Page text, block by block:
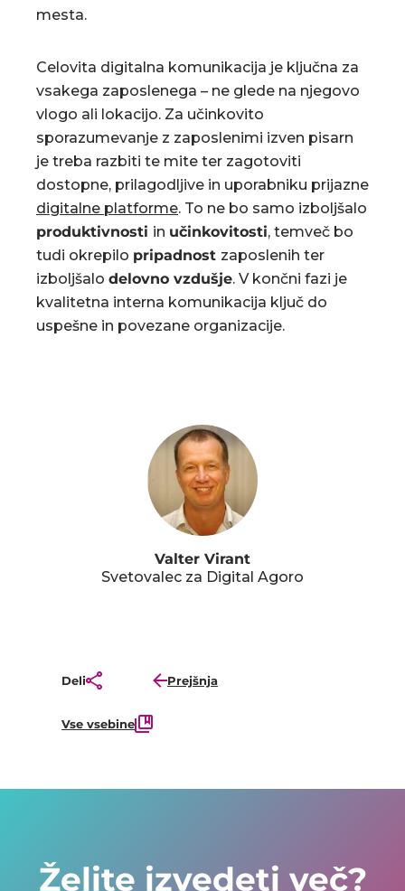
mesta.
Celovita digitalna komunikacija je ključna za
vsakega zaposlenega – ne glede na njegovo
vlogo ali lokacijo. Za učinkovito
sporazumevanje z zaposlenimi izven pisarn
je treba razbiti te mite ter zagotoviti
dostopne, prilagodljive in uporabniku prijazne
digitalne platforme. To ne bo samo izboljšalo
produktivnosti in učinkovitosti, temveč bo
tudi okrepilo pripadnost zaposlenih ter
izboljšalo delovno vzdušje. V končni fazi je
kvalitetna interna komunikacija ključ do
uspešne in povezane organizacije.
Valter Virant
Svetovalec za Digital Agoro
Deli Prejšnja
Vse vsebine
Želite izvedeti več?